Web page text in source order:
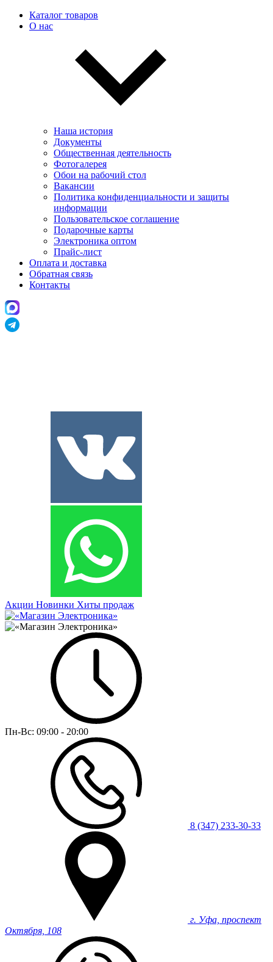
Каталог товаров
О нас
Наша история
Документы
Общественная деятельность
Фотогалерея
Обои на рабочий стол
Вакансии
Политика конфиденциальности и защиты
информации
Пользовательскоe соглашение
Подарочные карты
Электроника оптом
Прайс-лист
Оплата и доставка
Обратная связь
Контакты
Акции Новинки Хиты продаж
Пн-Вс: 09:00 - 20:00
8 (347) 233-30-33
г. Уфа, проспект
Октября, 108